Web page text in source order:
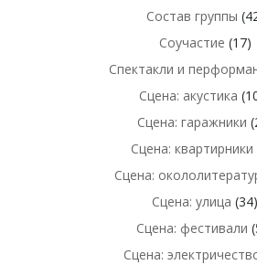
Состав группы
Соучастие (17)
Спектакли и
Сцена: акустика
Сцена: гаражники
Сцена: квартирники
Сцена:
Сцена: улица (34)
Сцена: фестивали
Сцена: